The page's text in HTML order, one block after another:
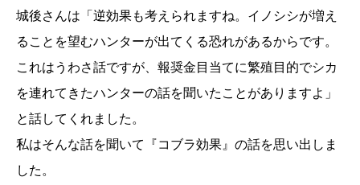
城後さんは「逆効果も考えられますね。イノシシが増え
ることを望むハンターが出てくる恐れがあるからです。
これはうわさ話ですが、報奨金目当てに繁殖目的でシカ
を連れてきたハンターの話を聞いたことがありますよ」
と話してくれました。
私はそんな話を聞いて『コブラ効果』の話を思い出しま
した。